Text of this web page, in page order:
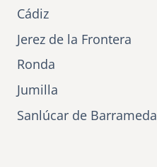
Cádiz
Jerez de la Frontera
Ronda
Jumilla
Sanlúcar de Barrameda